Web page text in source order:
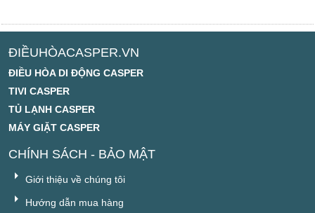
ĐIỀUHÒACASPER.VN
ĐIỀU HÒA DI ĐỘNG CASPER
TIVI CASPER
TỦ LẠNH CASPER
MÁY GIẶT CASPER
CHÍNH SÁCH - BẢO MẬT
Giới thiệu về chúng tôi
Hướng dẫn mua hàng